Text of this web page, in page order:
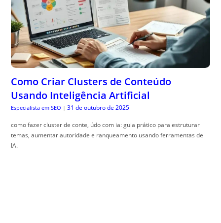
Como Criar Clusters de Conteúdo
Usando Inteligência Artificial
Especialista em SEO | 31 de outubro de 2025
como fazer cluster de conte, údo com ia: guia prático para estruturar
temas, aumentar autoridade e ranqueamento usando ferramentas de
IA.